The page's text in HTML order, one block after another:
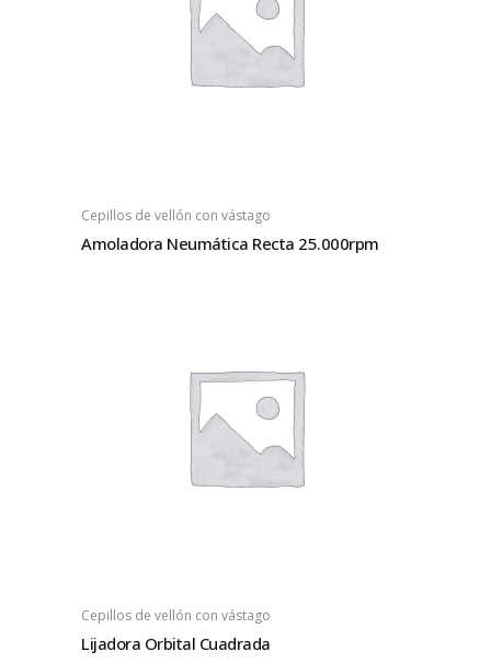
Cepillos de vellón con vástago
Amoladora Neumática Recta 25.000rpm
Cepillos de vellón con vástago
Lijadora Orbital Cuadrada